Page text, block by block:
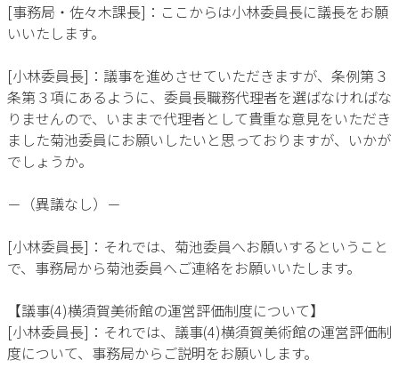
[事務局・佐々木課長]：ここからは小林委員長に議長をお願
いいたします。
[小林委員長]：議事を進めさせていただきますが、条例第３
条第３項にあるように、委員長職務代理者を選ばなければな
りませんので、いままで代理者として貴重な意見をいただき
ました菊池委員にお願いしたいと思っておりますが、いかが
でしょうか。
－（異議なし）－
[小林委員長]：それでは、菊池委員へお願いするということ
で、事務局から菊池委員へご連絡をお願いいたします。
【議事(4)横須賀美術館の運営評価制度について】
[小林委員長]：それでは、議事(4)横須賀美術館の運営評価制
度について、事務局からご説明をお願いします。